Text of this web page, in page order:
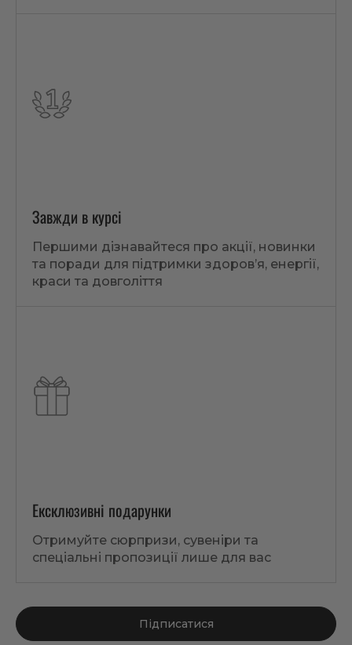
Завжди в курсі
Першими дізнавайтеся про акції, новинки
та поради для підтримки здоров’я, енергії,
краси та довголіття
Ексклюзивні подарунки
Отримуйте сюрпризи, сувеніри та
спеціальні пропозиції лише для вас
Підписатися